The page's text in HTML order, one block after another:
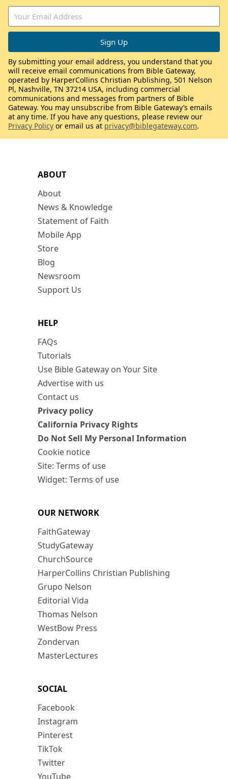
ABOUT
About
News & Knowledge
Statement of Faith
Mobile App
Store
Blog
Newsroom
Support Us
HELP
FAQs
Tutorials
Use Bible Gateway on Your Site
Advertise with us
Contact us
Privacy policy
California Privacy Rights
Do Not Sell My Personal Information
Cookie notice
Site: Terms of use
Widget: Terms of use
OUR NETWORK
FaithGateway
StudyGateway
ChurchSource
HarperCollins Christian Publishing
Grupo Nelson
Editorial Vida
Thomas Nelson
WestBow Press
Zondervan
MasterLectures
SOCIAL
Facebook
Instagram
Pinterest
TikTok
Twitter
YouTube
By submitting your email address, you understand that you
will receive email communications from Bible Gateway,
operated by HarperCollins Christian Publishing, 501 Nelson
Pl, Nashville, TN 37214 USA, including commercial
communications and messages from partners of Bible
Gateway. You may unsubscribe from Bible Gateway’s emails
at any time. If you have any questions, please review our
Privacy Policy or email us at privacy@biblegateway.com.